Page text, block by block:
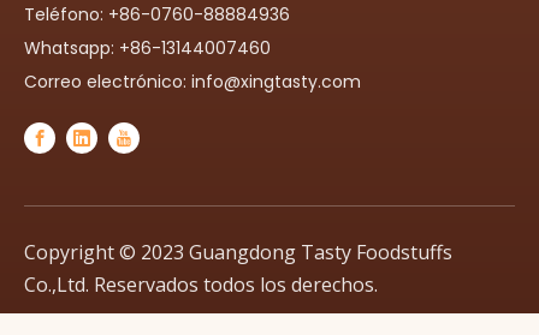
Teléfono: +86-0760-88884936
Whatsapp: +86-13144007460
Correo electrónico: info@xingtasty.com
Copyright © 2023 Guangdong Tasty Foodstuffs
Co.,Ltd. Reservados todos los derechos.